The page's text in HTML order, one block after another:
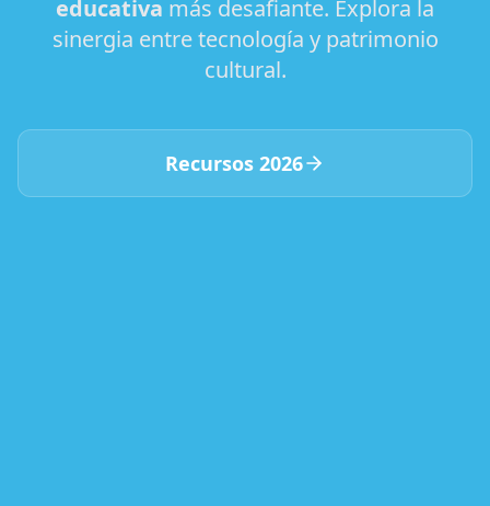
educativa más desafiante. Explora la
sinergia entre tecnología y patrimonio
cultural.
Recursos 2026